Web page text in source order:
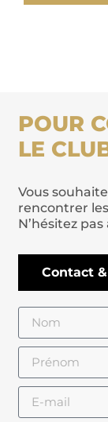
POUR
LE
Vous
rencontrer
N’hésitez
Contact